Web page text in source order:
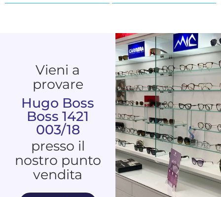
Vieni a
provare
Hugo Boss
Boss 1421
003/18
presso il
nostro punto
vendita